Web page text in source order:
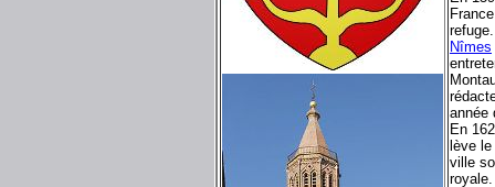
Nîmes
année
En
lève
ville